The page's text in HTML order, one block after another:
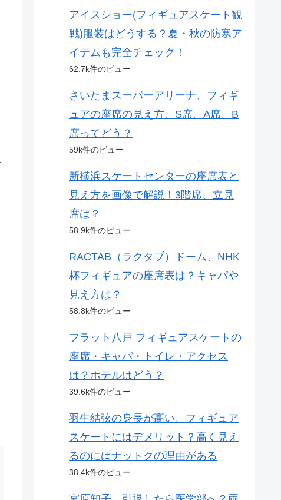
アイスショー(フィギュアスケート観
戦)服装はどうする？夏・秋の防寒ア
イテムも完全チェック！
62.7k件のビュー
さいたまスーパーアリーナ、フィギ
ュアの座席の見え方、S席、A席、B
席ってどう？
59k件のビュー
新横浜スケートセンターの座席表と
見え方を画像で解説！3階席、立見
席は？
58.9k件のビュー
RACTAB（ラクタブ）ドーム、NHK
杯フィギュアの座席表は？キャパや
見え方は？
58.8k件のビュー
フラット八戸 フィギュアスケートの
座席・キャパ・トイレ・アクセス
は？ホテルはどう？
39.6k件のビュー
羽生結弦の身長が高い、フィギュア
スケートにはデメリット？高く見え
るのにはナットクの理由がある
38.4k件のビュー